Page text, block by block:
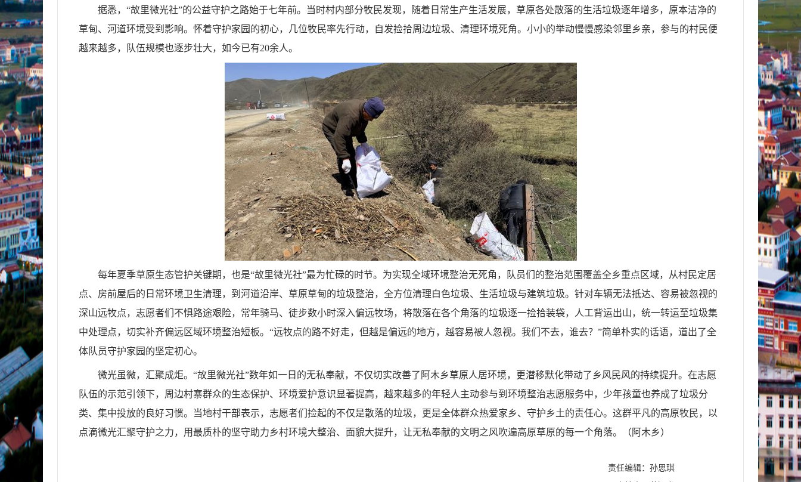
据悉，“故里微光社”的公益守护之路始于七年前。当时村内部分牧民发现，随着日常生产生活发展，草原各处散落的生活垃圾逐年增多，原本洁净的
草甸、河道环境受到影响。怀着守护家园的初心，几位牧民率先行动，自发捡拾周边垃圾、清理环境死角。小小的举动慢慢感染邻里乡亲，参与的村民便
越来越多，队伍规模也逐步壮大，如今已有20余人。
每年夏季草原生态管护关键期，也是“故里微光社”最为忙碌的时节。为实现全域环境整治无死角，队员们的整治范围覆盖全乡重点区域，从村民定居
点、房前屋后的日常环境卫生清理，到河道沿岸、草原草甸的垃圾整治，全方位清理白色垃圾、生活垃圾与建筑垃圾。针对车辆无法抵达、容易被忽视的
深山远牧点，志愿者们不惧路途艰险，常年骑马、徒步数小时深入偏远牧场，将散落在各个角落的垃圾逐一捡拾装袋，人工背运出山，统一转运至垃圾集
中处理点，切实补齐偏远区域环境整治短板。“远牧点的路不好走，但越是偏远的地方，越容易被人忽视。我们不去，谁去？”简单朴实的话语，道出了全
体队员守护家园的坚定初心。
微光虽微，汇聚成炬。“故里微光社”数年如一日的无私奉献，不仅切实改善了阿木乡草原人居环境，更潜移默化带动了乡风民风的持续提升。在志愿
队伍的示范引领下，周边村寨群众的生态保护、环境爱护意识显著提高，越来越多的年轻人主动参与到环境整治志愿服务中，少年孩童也养成了垃圾分
类、集中投放的良好习惯。当地村干部表示，志愿者们捡起的不仅是散落的垃圾，更是全体群众热爱家乡、守护乡土的责任心。这群平凡的高原牧民，以
点滴微光汇聚守护之力，用最质朴的坚守助力乡村环境大整治、面貌大提升，让无私奉献的文明之风吹遍高原草原的每一个角落。（阿木乡）
责任编辑：孙思琪